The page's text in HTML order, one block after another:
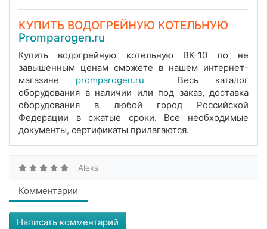
КУПИТЬ ВОДОГРЕЙНУЮ КОТЕЛЬНУЮ
Promparogen.ru
Купить водогрейную котельную ВК-10 по не
завышенным ценам сможете в нашем интернет-
магазине promparogen.ru
Весь каталог
оборудования в наличии или под заказ, доставка
оборудования в любой город Российской
Федерации в сжатые сроки. Все необходимые
документы, сертификаты прилагаются.
Aleks
Комментарии
Написать комментарий